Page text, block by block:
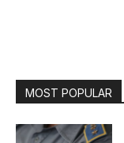
MOST POPULAR